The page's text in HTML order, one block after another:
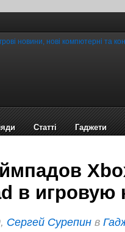
Статті Гаджети
в игровую
Сергей Сурепин в